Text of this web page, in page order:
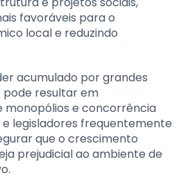
favoráveis para o
local e reduzindo
acumulado por grandes
pode resultar em
monopólios e concorrência
e legisladores frequentemente
que o crescimento
prejudicial ao ambiente de